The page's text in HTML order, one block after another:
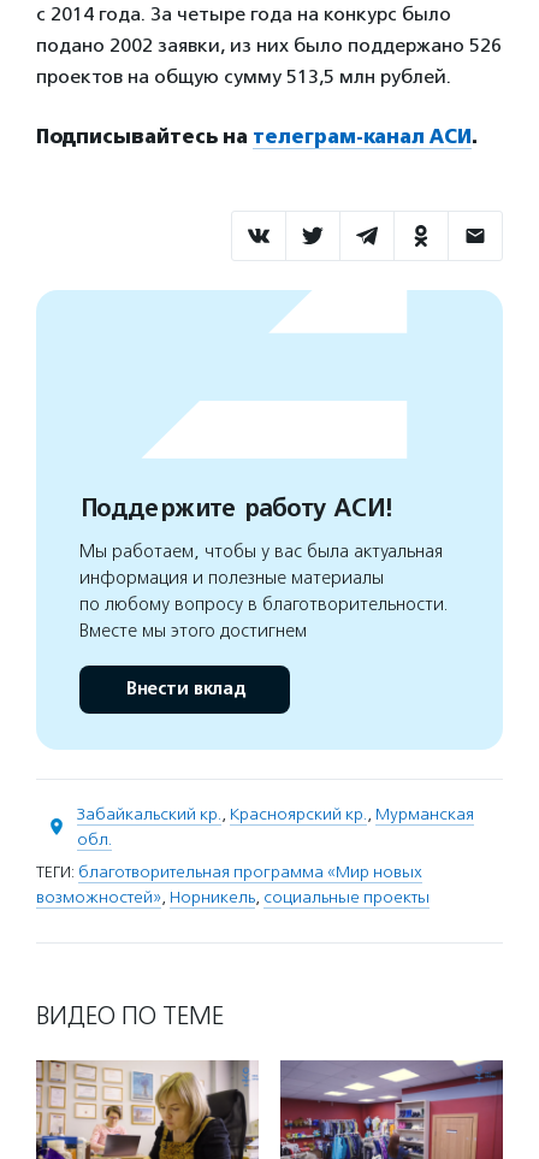
с 2014 года. За четыре года на конкурс было
подано 2002 заявки, из них было поддержано 526
проектов на общую сумму 513,5 млн рублей.
Подписывайтесь на телеграм-канал АСИ.
Поддержите работу АСИ!
Мы работаем, чтобы у вас была актуальная
информация и полезные материалы
по любому вопросу в благотворительности.
Вместе мы этого достигнем
Внести вклад
Забайкальский кр., Красноярский кр., Мурманская
обл.
ТЕГИ: благотворительная программа «Мир новых
возможностей», Норникель, социальные проекты
ВИДЕО ПО ТЕМЕ